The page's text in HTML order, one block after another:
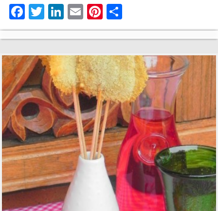
Fa
ce
bo
ok
T
wi
tte
r
Li
nk
ed
In
E
m
ail
Pi
nt
er
es
t
o
m
pa
rti
r